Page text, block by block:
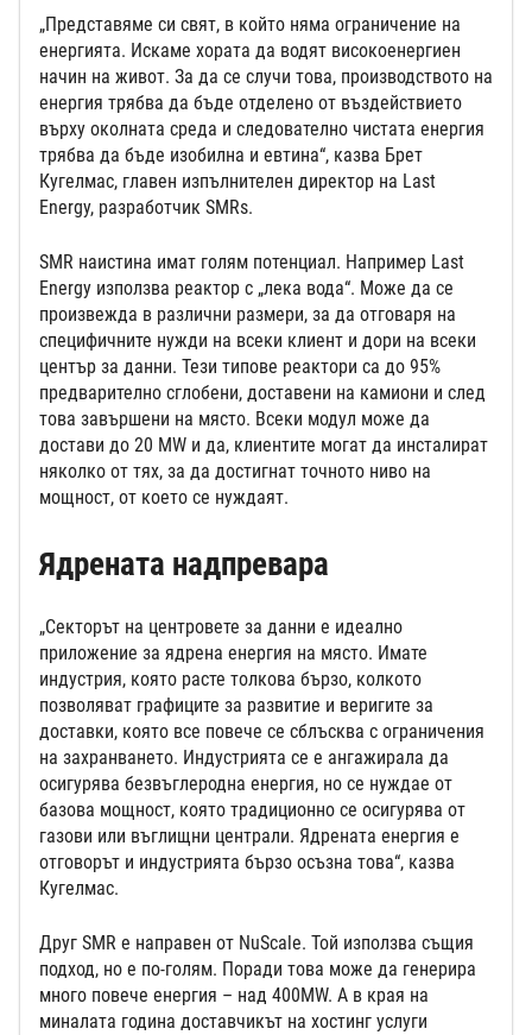
„Представяме си свят, в който няма ограничение на
енергията. Искаме хората да водят високоенергиен
начин на живот. За да се случи това, производството на
енергия трябва да бъде отделено от въздействието
върху околната среда и следователно чистата енергия
трябва да бъде изобилна и евтина“, казва Брет
Кугелмас, главен изпълнителен директор на Last
Energy, разработчик SMRs.
SMR наистина имат голям потенциал. Например Last
Energy използва реактор с „лека вода“. Може да се
произвежда в различни размери, за да отговаря на
специфичните нужди на всеки клиент и дори на всеки
център за данни. Тези типове реактори са до 95%
предварително сглобени, доставени на камиони и след
това завършени на място. Всеки модул може да
достави до 20 MW и да, клиентите могат да инсталират
няколко от тях, за да достигнат точното ниво на
мощност, от което се нуждаят.
Ядрената надпревара
„Секторът на центровете за данни е идеално
приложение за ядрена енергия на място. Имате
индустрия, която расте толкова бързо, колкото
позволяват графиците за развитие и веригите за
доставки, която все повече се сблъсква с ограничения
на захранването. Индустрията се е ангажирала да
осигурява безвъглеродна енергия, но се нуждае от
базова мощност, която традиционно се осигурява от
газови или въглищни централи. Ядрената енергия е
отговорът и индустрията бързо осъзна това“, казва
Кугелмас.
Друг SMR е направен от NuScale. Той използва същия
подход, но е по-голям. Поради това може да генерира
много повече енергия – над 400MW. А в края на
миналата година доставчикът на хостинг услуги